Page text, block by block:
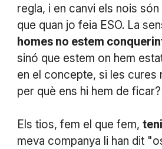
regla, i en canvi els nois
que quan jo feia ESO. La
homes no estem
sinó que estem on hem
en el concepte, si les cures
per què ens hi hem de ficar?
Els tios, fem el que fem,
meva companya li han dit